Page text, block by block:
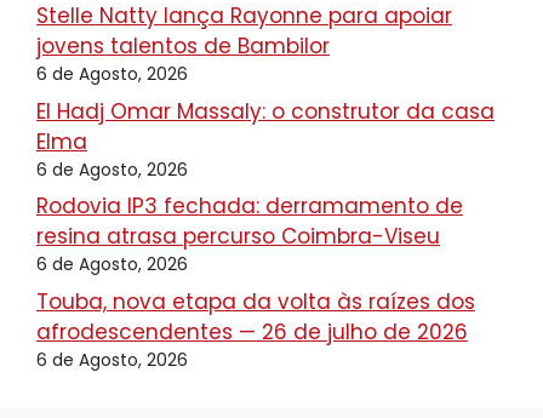
Stelle Natty lança Rayonne para apoiar
jovens talentos de Bambilor
6 de Agosto, 2026
El Hadj Omar Massaly: o construtor da casa
Elma
6 de Agosto, 2026
Rodovia IP3 fechada: derramamento de
resina atrasa percurso Coimbra-Viseu
6 de Agosto, 2026
Touba, nova etapa da volta às raízes dos
afrodescendentes — 26 de julho de 2026
6 de Agosto, 2026